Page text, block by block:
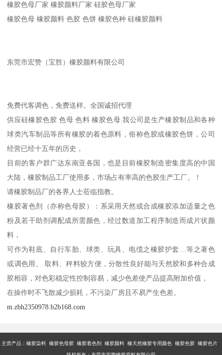
橡胶色母厂家 橡胶颜料厂家 硅胶色母厂家
橡胶色母 橡胶颜料 色胶 色饼 橡胶色种 硅橡胶颜料
东莞市宏赞（宝胜）橡胶颜料有限公司
免费代客调色，免费送样。全国诚招代理
供应硅橡胶色胶 色母 色料 橡胶色母.我公司是生产橡胶制品和各种
球类汽车制品等所有橡胶的着色原料，俗称色胶或橡胶色饼，公司
经营已经十五年的历史，
目前的客户群广达东南亚各国，也是目前橡胶制造密集度高的中国
大陆，橡胶制品工厂使用多，市场占有率高的色胶生产工厂。！
请橡胶制品厂的各界人士莅临指教。
橡胶著色剂（亦称色母胶）：系采用天然或合成橡胶添加适量之色
粉及若干助剂调配成所需颜色，经过数道加工程序制造而成片状颜
料，
可作为鞋底、自行车胎、球类、玩具、电缆之橡胶护套…等之著色
或调色用。 取料、秤料较方便，分散性良好能与天然胶和多种合成
胶相容，对色彩稳定性控制容易，减少色差使产品提高附加价值，
在操作时不飞散减少损耗，不污染厂房且不易产生色差。
m.zbh2350978.b2b168.com
主营产品：橡胶染料 橡胶色母胶 橡胶着色剂 橡胶颜料 橡天然橡胶专用颜色 橡胶色胶 橡胶色片